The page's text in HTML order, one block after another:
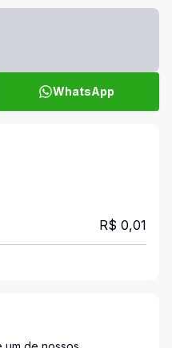
WhatsApp
R$ 0,01